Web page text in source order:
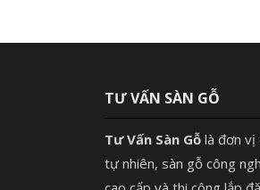
TƯ VẤN SÀN GỖ
Tư Vấn Sàn Gỗ là đơn vị
tự nhiên, sàn gỗ công